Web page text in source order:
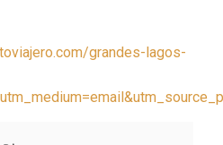
grandes-lagos-